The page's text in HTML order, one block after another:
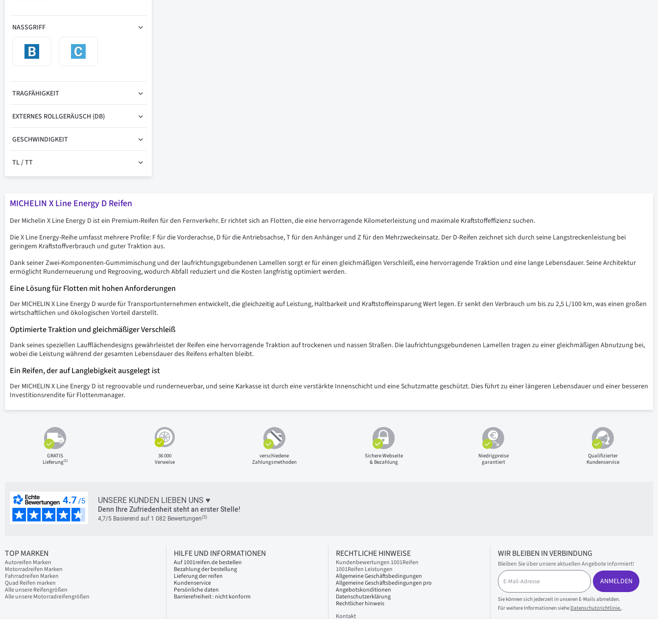
NASSGRIFF
TRAGFÄHIGKEIT
EXTERNES ROLLGERÄUSCH (DB)
GESCHWINDIGKEIT
TL / TT
MICHELIN X Line Energy D Reifen
Der Michelin X Line Energy D ist ein Premium-Reifen für den Fernverkehr. Er richtet sich an Flotten, die eine hervorragende Kilometerleistung und maximale Kraftstoffeffizienz suchen.
Die X Line Energy-Reihe umfasst mehrere Profile: F für die Vorderachse, D für die Antriebsachse, T für den Anhänger und Z für den Mehrzweckeinsatz. Der D-Reifen zeichnet sich durch seine Langstreckenleistung bei
geringem Kraftstoffverbrauch und guter Traktion aus.
Dank seiner Zwei-Komponenten-Gummimischung und der laufrichtungsgebundenen Lamellen sorgt er für einen gleichmäßigen Verschleiß, eine hervorragende Traktion und eine lange Lebensdauer. Seine Architektur
ermöglicht Runderneuerung und Regrooving, wodurch Abfall reduziert und die Kosten langfristig optimiert werden.
Eine Lösung für Flotten mit hohen Anforderungen
Der MICHELIN X Line Energy D wurde für Transportunternehmen entwickelt, die gleichzeitig auf Leistung, Haltbarkeit und Kraftstoffeinsparung Wert legen. Er senkt den Verbrauch um bis zu 2,5 L/100 km, was einen großen
wirtschaftlichen und ökologischen Vorteil darstellt.
Optimierte Traktion und gleichmäßiger Verschleiß
Dank seines speziellen Laufflächendesigns gewährleistet der Reifen eine hervorragende Traktion auf trockenen und nassen Straßen. Die laufrichtungsgebundenen Lamellen tragen zu einer gleichmäßigen Abnutzung bei,
wobei die Leistung während der gesamten Lebensdauer des Reifens erhalten bleibt.
Ein Reifen, der auf Langlebigkeit ausgelegt ist
Der MICHELIN X Line Energy D ist regroovable und runderneuerbar, und seine Karkasse ist durch eine verstärkte Innenschicht und eine Schutzmatte geschützt. Dies führt zu einer längeren Lebensdauer und einer besseren
Investitionsrendite für Flottenmanager.
GRATIS
Lieferung(1)
36 000
Verweise
verschiedene
Zahlungsmethoden
Sichere Webseite
& Bezahlung
Niedrigpreise
garantiert
Qualifizierter
Kundenservice
UNSERE KUNDEN LIEBEN UNS ♥
Denn Ihre Zufriedenheit steht an erster Stelle!
4,7/5 Basierend auf 1 082 Bewertungen(3)
TOP MARKEN
Autoreifen Marken
Motorradreifen Marken
Fahrradreifen Marken
Quad Reifen marken
Alle unsere Reifengrößen
Alle unsere Motorradreifengrößen
HILFE UND INFORMATIONEN
Auf 1001reifen.de bestellen
Bezahlung der bestellung
Lieferung der reifen
Kundenservice
Persönliche daten
Barrierefreiheit : nicht konform
RECHTLICHE HINWEISE
Kundenbewertungen 1001Reifen
1001Reifen Leistungen
Allgemeine Geschäftsbedingungen
Allgemeine Geschäftsbedingungen pro
Angebotskonditionen
Datenschutzerklärung
Rechtlicher hinweis
Kontakt
WIR BLEIBEN IN VERBINDUNG
Bleiben Sie über unsere aktuellen Angebote informiert!
E
-
M
a
i
ANMELDEN
Sie können sich jederzeit in unseren E-Mails abmelden.
Für weitere Informationen siehe Datenschutzrichtlinie..